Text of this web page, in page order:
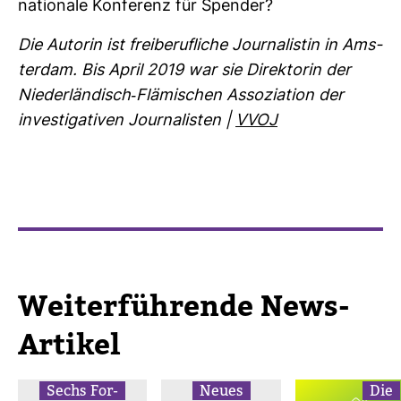
na­tio­nale Kon­fe­renz für Spender?
Die Autorin ist frei­be­ruf­liche Jour­na­listin in Ams­
terdam. Bis April 2019 war sie Direk­torin der
Nie­der­län­disch-​Flä­mi­schen Asso­zia­tion der
inves­ti­ga­tiven Jour­na­listen | VVOJ
Wei­ter­füh­rende News-​
Artikel
Sechs For­
Neues
Die